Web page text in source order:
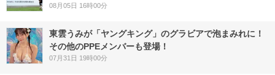
08月05日 16時00分
東雲うみが「ヤングキング」のグラビアで泡まみれに！
その他のPPEメンバーも登場！
07月31日 19時00分